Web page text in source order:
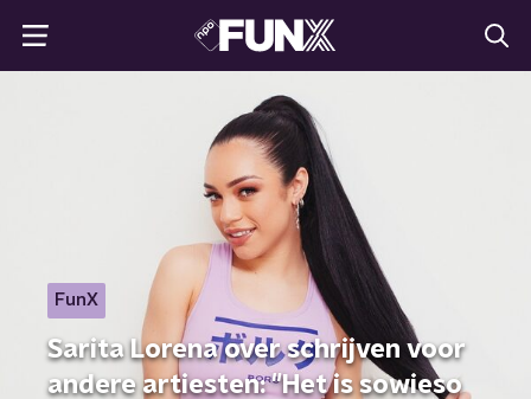
FunX
Sarita Lorena over schrijven voor
andere artiesten: "Het is sowieso